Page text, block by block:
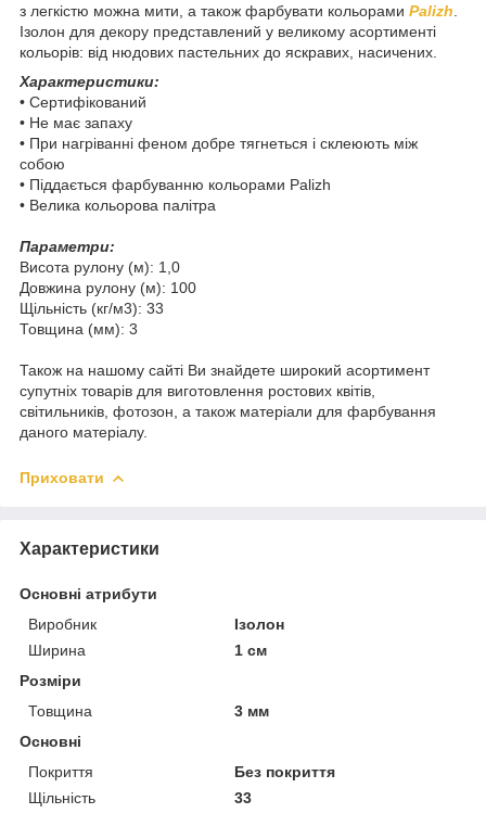
з легкістю можна мити, а також фарбувати кольорами Palizh
Ізолон для декору представлений у великому асортименті
кольорів: від нюдових пастельних до яскравих, насичених.
Характеристики:
• Сертифікований
• Не має запаху
• При нагріванні феном добре тягнеться і склеюють між
собою
• Піддається фарбуванню кольорами Palizh
• Велика кольорова палітра
Параметри:
Висота рулону (м): 1,0
Довжина рулону (м): 100
Щільність (кг/м3): 33
Товщина (мм): 3
Також на нашому сайті Ви знайдете широкий асортимент
супутніх товарів для виготовлення ростових квітів,
світильників, фотозон, а також матеріали для фарбування
даного матеріалу.
Приховати
Характеристики
Основні атрибути
Виробник
Ізолон
Ширина
1 см
Розміри
Товщина
3 мм
Основні
Покриття
Без покриття
Щільність
33